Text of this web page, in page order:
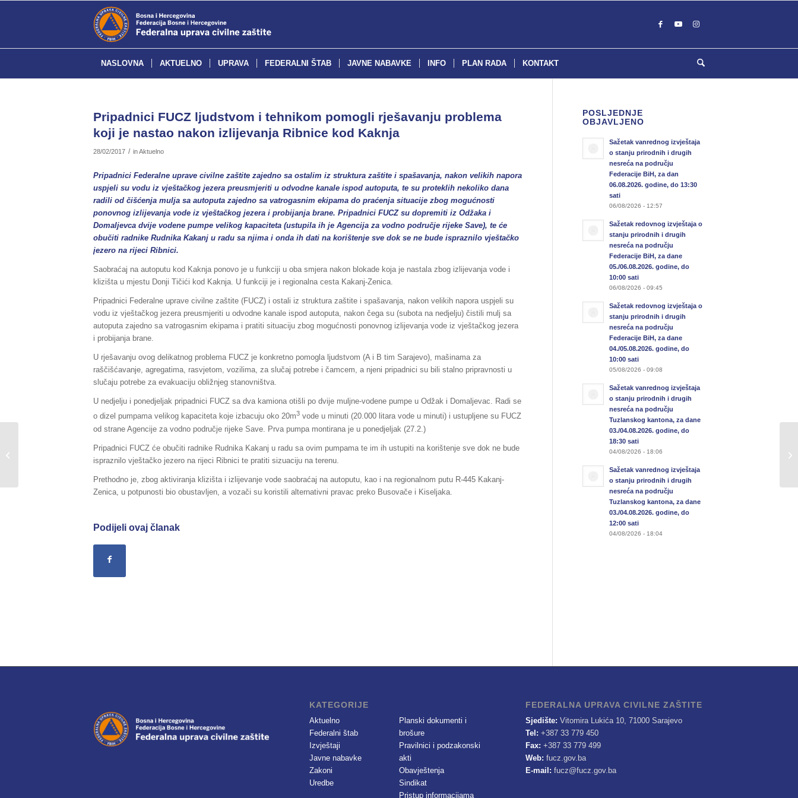
NASLOVNA AKTUELNO UPRAVA FEDERALNI ŠTAB JAVNE NABAVKE INFO PLAN RADA KONTAKT
Pripadnici FUCZ ljudstvom i tehnikom pomogli rješavanju problema
koji je nastao nakon izlijevanja Ribnice kod Kaknja
28/02/2017 / inAktuelno
Pripadnici Federalne uprave civilne zaštite zajedno sa ostalim iz struktura zaštite i spašavanja, nakon velikih napora
uspjeli su vodu iz vještačkog jezera preusmjeriti u odvodne kanale ispod autoputa, te su proteklih nekoliko dana
radili od čišćenja mulja sa autoputa zajedno sa vatrogasnim ekipama do praćenja situacije zbog mogućnosti
ponovnog izlijevanja vode iz vještačkog jezera i probijanja brane. Pripadnici FUCZ su dopremiti iz Odžaka i
Domaljevca dvije vodene pumpe velikog kapaciteta (ustupila ih je Agencija za vodno područje rijeke Save), te će
obučiti radnike Rudnika Kakanj u radu sa njima i onda ih dati na korištenje sve dok se ne bude ispraznilo vještačko
jezero na rijeci Ribnici.
Saobraćaj na autoputu kod Kaknja ponovo je u funkciji u oba smjera nakon blokade koja je nastala zbog izlijevanja vode i
klizišta u mjestu Donji Tičići kod Kaknja. U funkciji je i regionalna cesta Kakanj-Zenica.
Pripadnici Federalne uprave civilne zaštite (FUCZ) i ostali iz struktura zaštite i spašavanja, nakon velikih napora uspjeli su
vodu iz vještačkog jezera preusmjeriti u odvodne kanale ispod autoputa, nakon čega su (subota na nedjelju) čistili mulj sa
autoputa zajedno sa vatrogasnim ekipama i pratiti situaciju zbog mogućnosti ponovnog izlijevanja vode iz vještačkog jezera
i probijanja brane.
U rješavanju ovog delikatnog problema FUCZ je konkretno pomogla ljudstvom (A i B tim Sarajevo), mašinama za
raščišćavanje, agregatima, rasvjetom, vozilima, za slučaj potrebe i čamcem, a njeni pripadnici su bili stalno pripravnosti u
slučaju potrebe za evakuaciju obližnjeg stanovništva.
U nedjelju i ponedjeljak pripadnici FUCZ sa dva kamiona otišli po dvije muljne-vodene pumpe u Odžak i Domaljevac. Radi se
o dizel pumpama velikog kapaciteta koje izbacuju oko 20m3 vode u minuti (20.000 litara vode u minuti) i ustupljene su FUCZ
od strane Agencije za vodno područje rijeke Save. Prva pumpa montirana je u ponedjeljak (27.2.)
Pripadnici FUCZ će obučiti radnike Rudnika Kakanj u radu sa ovim pumpama te im ih ustupiti na korištenje sve dok ne bude
ispraznilo vještačko jezero na rijeci Ribnici te pratiti sizuaciju na terenu.
Prethodno je, zbog aktiviranja klizišta i izlijevanje vode saobraćaj na autoputu, kao i na regionalnom putu R-445 Kakanj-
Zenica, u potpunosti bio obustavljen, a vozači su koristili alternativni pravac preko Busovače i Kiseljaka.
Podijeli ovaj članak
POSLJEDNJE
OBJAVLJENO
Sažetak vanrednog izvještaja
o stanju prirodnih i drugih
nesreća na području
Federacije BiH, za dan
06.08.2026. godine, do 13:30
sati
06/08/2026 - 12:57
Sažetak redovnog izvještaja o
stanju prirodnih i drugih
nesreća na području
Federacije BiH, za dane
05./06.08.2026. godine, do
10:00 sati
06/08/2026 - 09:45
Sažetak redovnog izvještaja o
stanju prirodnih i drugih
nesreća na području
Federacije BiH, za dane
04./05.08.2026. godine, do
10:00 sati
05/08/2026 - 09:08
Sažetak vanrednog izvještaja
o stanju prirodnih i drugih
nesreća na području
Tuzlanskog kantona, za dane
03./04.08.2026. godine, do
18:30 sati
04/08/2026 - 18:06
Sažetak vanrednog izvještaja
o stanju prirodnih i drugih
nesreća na području
Tuzlanskog kantona, za dane
03./04.08.2026. godine, do
12:00 sati
04/08/2026 - 18:04
KATEGORIJE
Aktuelno
Federalni štab
Izvještaji
Javne nabavke
Zakoni
Uredbe
Planski dokumenti i
brošure
Pravilnici i podzakonski
akti
Obavještenja
Sindikat
Pristup informacijama
FEDERALNA UPRAVA CIVILNE ZAŠTITE
Sjedište: Vitomira Lukića 10, 71000 Sarajevo
Tel: +387 33 779 450
Fax: +387 33 779 499
Web: fucz.gov.ba
E-mail: fucz@fucz.gov.ba
u Federaciji BiH, za dane
27./28.02.2017.godine,...